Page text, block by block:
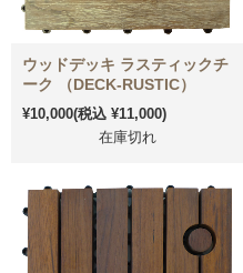
ウッドデッキ ラスティックチ
ーク （DECK-RUSTIC）
¥10,000(税込 ¥11,000)
在庫切れ